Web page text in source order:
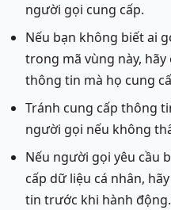
người gọi cung cấp.
Nếu bạn không biết ai
trong mã vùng này,
thông tin mà họ cung
Tránh cung cấp thông
người gọi nếu không
Nếu người gọi yêu cầu
cấp dữ liệu cá nhân,
tin trước khi hành động.